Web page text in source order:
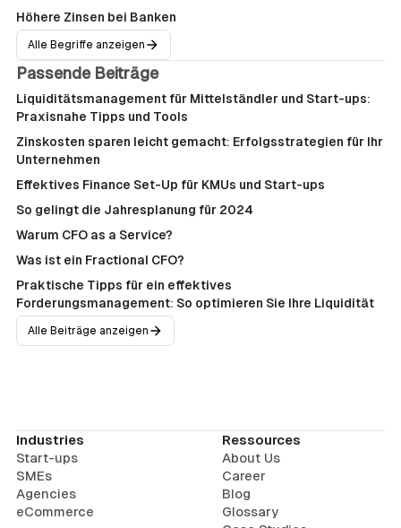
Höhere Zinsen bei Banken
Alle Begriffe anzeigen
Passende Beiträge
Liquiditätsmanagement für Mittelständler und Start-ups:
Praxisnahe Tipps und Tools
Zinskosten sparen leicht gemacht: Erfolgsstrategien für Ihr
Unternehmen
Effektives Finance Set-Up für KMUs und Start-ups
So gelingt die Jahresplanung für 2024
Warum CFO as a Service?
Was ist ein Fractional CFO?
Praktische Tipps für ein effektives
Forderungsmanagement: So optimieren Sie Ihre Liquidität
Alle Beiträge anzeigen
Industries
Start-ups
SMEs
Agencies
eCommerce
Ressources
About Us
Career
Blog
Glossary